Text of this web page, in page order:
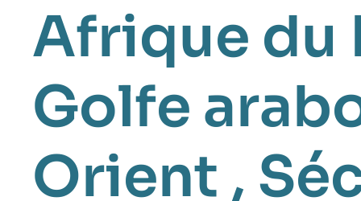
Afrique du
Golfe
Orient ,